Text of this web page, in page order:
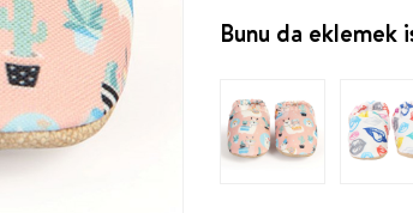
Bunu da eklemek